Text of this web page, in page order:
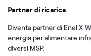
Partner di ricarica
Diventa partner di Enel X
energia per alimentare
diversi MSP.